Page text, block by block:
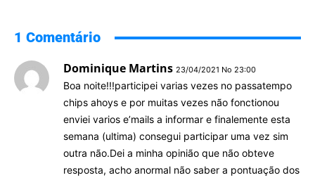
1 Comentário
Dominique Martins 23/04/2021 No 23:00
Boa noite!!!participei varias vezes no passatempo
chips ahoys e por muitas vezes não fonctionou
enviei varios e’mails a informar e finalemente esta
semana (ultima) consegui participar uma vez sim
outra não.Dei a minha opinião que não obteve
resposta, acho anormal não saber a pontuação dos